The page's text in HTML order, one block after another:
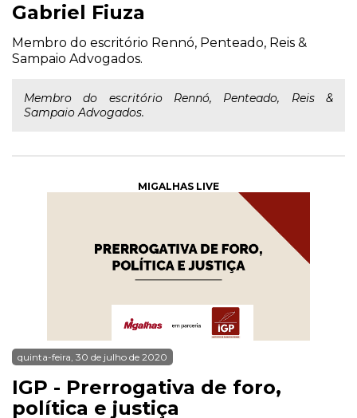
Gabriel Fiuza
Membro do escritório Rennó, Penteado, Reis &
Sampaio Advogados.
Membro do escritório Rennó, Penteado, Reis &
Sampaio Advogados.
MIGALHAS LIVE
quinta-feira, 30 de julho de 2020
IGP - Prerrogativa de foro,
política e justiça